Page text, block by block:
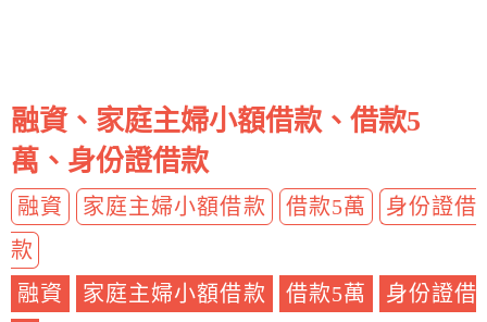
融資、家庭主婦小額借款、借款5
萬、身份證借款
融資 家庭主婦小額借款 借款5萬
身份證借
款
融資
家庭主婦小額借款 借款5萬
身份證借